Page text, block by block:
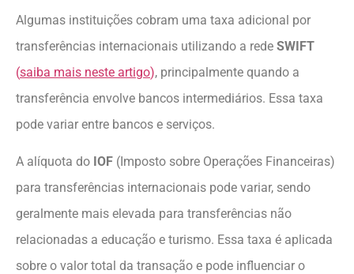
Algumas instituições cobram uma taxa adicional por
transferências internacionais utilizando a rede SWIFT
(saiba mais neste artigo), principalmente quando a
transferência envolve bancos intermediários. Essa taxa
pode variar entre bancos e serviços.
A alíquota do IOF (Imposto sobre Operações Financeiras)
para transferências internacionais pode variar, sendo
geralmente mais elevada para transferências não
relacionadas a educação e turismo. Essa taxa é aplicada
sobre o valor total da transação e pode influenciar o